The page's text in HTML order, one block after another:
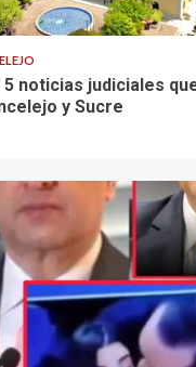
5 noticias judiciales
y Sucre